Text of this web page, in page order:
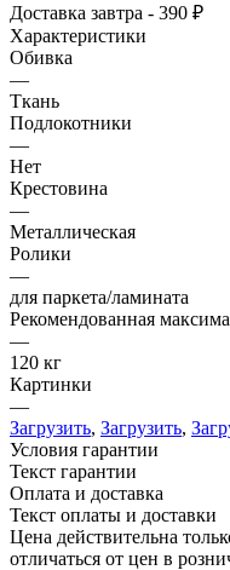
Доставка завтра - 390 ₽
Характеристики
Обивка
—
Ткань
Подлокотники
—
Нет
Крестовина
—
Металлическая
Ролики
—
для паркета/ламината
Рекомендованная
—
120 кг
Картинки
—
Загрузить, Загрузить,
Условия гарантии
Текст гарантии
Оплата и доставка
Текст оплаты и доставки
Цена действительна
отличаться от цен в